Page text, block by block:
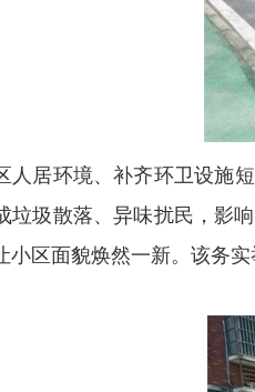
人居环境、补齐环卫设施
垃圾散落、异味扰民，影
小区面貌焕然一新。该务